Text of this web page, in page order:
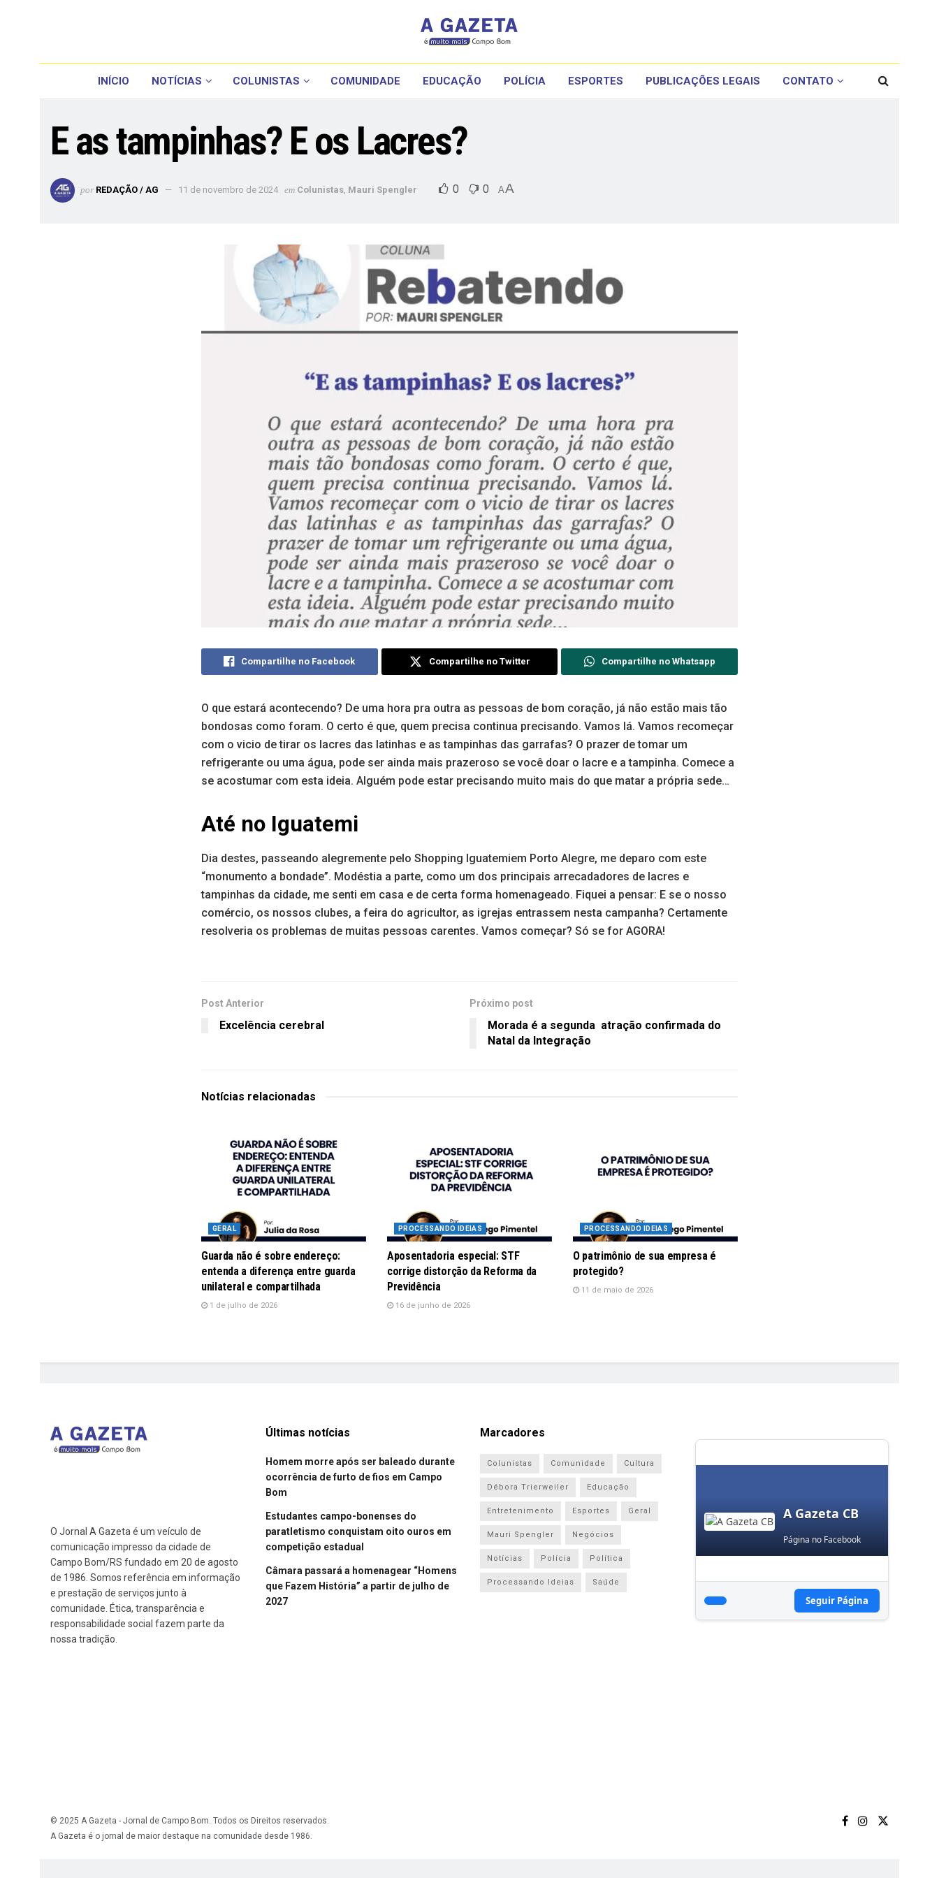
INÍCIO NOTÍCIAS COLUNISTAS COMUNIDADE EDUCAÇÃO POLÍCIA ESPORTES PUBLICAÇÕES LEGAIS CONTATO
E as tampinhas? E os Lacres?
por REDAÇÃO / AG 11 de novembro de 2024 em Colunistas, Mauri Spengler 0 0 AA
Compartilhe no Facebook Compartilhe no Twitter Compartilhe no Whatsapp
O que estará acontecendo? De uma hora pra outra as pessoas de bom coração, já não estão mais tão
bondosas como foram. O certo é que, quem precisa continua precisando. Vamos lá. Vamos recomeçar
com o vicio de tirar os lacres das latinhas e as tampinhas das garrafas? O prazer de tomar um
refrigerante ou uma água, pode ser ainda mais prazeroso se você doar o lacre e a tampinha. Comece a
se acostumar com esta ideia. Alguém pode estar precisando muito mais do que matar a própria sede…
Até no Iguatemi
Dia destes, passeando alegremente pelo Shopping Iguatemiem Porto Alegre, me deparo com este
“monumento a bondade”. Modéstia a parte, como um dos principais arrecadadores de lacres e
tampinhas da cidade, me senti em casa e de certa forma homenageado. Fiquei a pensar: E se o nosso
comércio, os nossos clubes, a feira do agricultor, as igrejas entrassem nesta campanha? Certamente
resolveria os problemas de muitas pessoas carentes. Vamos começar? Só se for AGORA!
Post Anterior
Excelência cerebral
Próximo post
Morada é a segunda atração confirmada do
Natal da Integração
Notícias relacionadas
GERAL
Guarda não é sobre endereço:
entenda a diferença entre guarda
unilateral e compartilhada
1 de julho de 2026
PROCESSANDO IDEIAS
Aposentadoria especial: STF
corrige distorção da Reforma da
Previdência
16 de junho de 2026
PROCESSANDO IDEIAS
O patrimônio de sua empresa é
protegido?
11 de maio de 2026
O Jornal A Gazeta é um veículo de
comunicação impresso da cidade de
Campo Bom/RS fundado em 20 de agosto
de 1986. Somos referência em informação
e prestação de serviços junto à
comunidade. Ética, transparência e
responsabilidade social fazem parte da
nossa tradição.
Últimas notícias
Homem morre após ser baleado durante
ocorrência de furto de fios em Campo
Bom
Estudantes campo-bonenses do
paratletismo conquistam oito ouros em
competição estadual
Câmara passará a homenagear “Homens
que Fazem História” a partir de julho de
2027
Marcadores
Colunistas Comunidade Cultura
Débora Trierweiler Educação
Entretenimento Esportes Geral
Mauri Spengler Negócios
Notícias Polícia Política
Processando Ideias Saúde
A Gazeta CB
Página no Facebook
Seguir Página
© 2025 A Gazeta - Jornal de Campo Bom. Todos os Direitos reservados.
A Gazeta é o jornal de maior destaque na comunidade desde 1986.